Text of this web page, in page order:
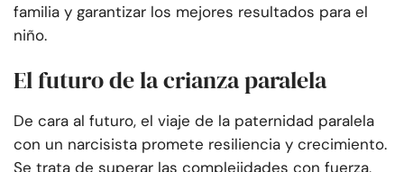
familia y garantizar los mejores resultados para el
niño.
El futuro de la crianza paralela
De cara al futuro, el viaje de la paternidad paralela
con un narcisista promete resiliencia y crecimiento.
Se trata de superar las complejidades con fuerza,